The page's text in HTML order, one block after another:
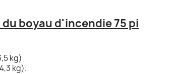
boyau d'incendie 75 pi
kg)
kg).